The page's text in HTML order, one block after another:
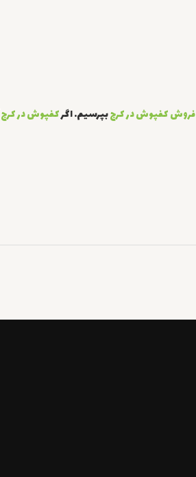
فروش کفپوش در کرجبپرسیم. اگرکفپوش در کرج